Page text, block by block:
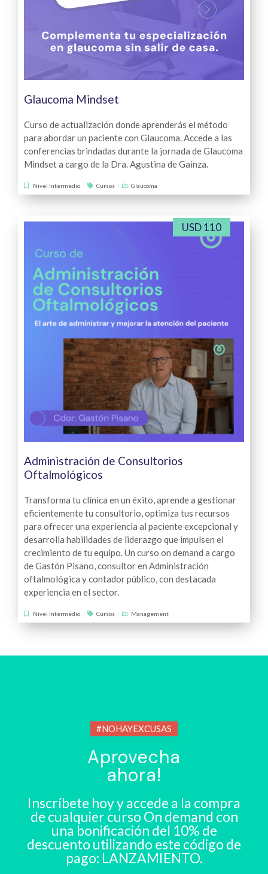
Glaucoma Mindset
Curso de actualización donde aprenderás el método
para abordar un paciente con Glaucoma. Accede a las
conferencias brindadas durante la jornada de Glaucoma
Mindset a cargo de la Dra. Agustina de Gainza.
Nivel Intermedio Cursos Glaucoma
USD 110
Administración de Consultorios
Oftalmológicos
Transforma tu clínica en un éxito, aprende a gestionar
eficientemente tu consultorio, optimiza tus recursos
para ofrecer una experiencia al paciente excepcional y
desarrolla habilidades de liderazgo que impulsen el
crecimiento de tu equipo. Un curso on demand a cargo
de Gastón Pisano, consultor en Administración
oftalmológica y contador público, con destacada
experiencia en el sector.
Nivel Intermedio Cursos Management
#NOHAYEXCUSAS
Aprovecha
ahora!
Inscríbete hoy y accede a la compra
de cualquier curso On demand con
una bonificación del 10% de
descuento utilizando este código de
pago: LANZAMIENTO.